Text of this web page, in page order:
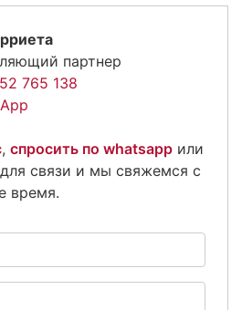
партнер
765 138
, спросить по whatsapp или
связи и мы свяжемся с
время.